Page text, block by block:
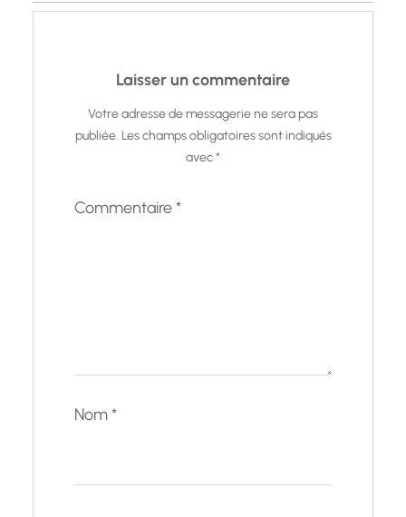
Laisser un commentaire
Votre adresse de messagerie ne sera pas
publiée. Les champs obligatoires sont indiqués
avec*
Commentaire*
Nom*